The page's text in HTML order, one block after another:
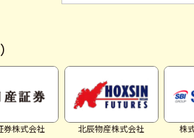
券株式会社 北辰物産株式会社 株